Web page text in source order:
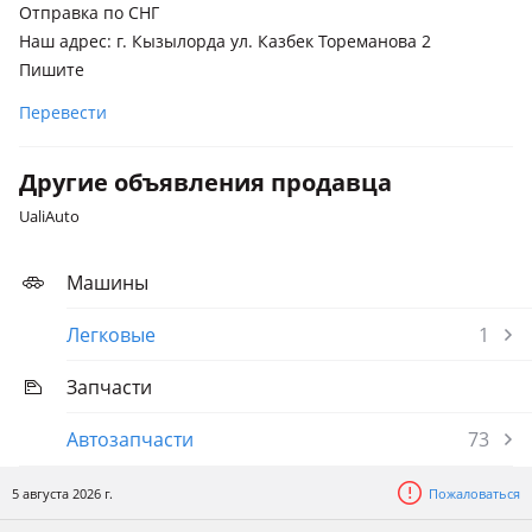
Отправка по СНГ
Наш адрес: г. Кызылорда ул. Казбек Тореманова 2
Пишите
Перевести
Другие объявления продавца
UaliAuto
Машины
Легковые
1
Запчасти
Автозапчасти
73
5 августа 2026 г. Пожаловаться